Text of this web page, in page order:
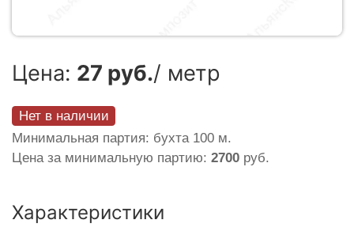
Цена: 27 руб./ метр
Нет в наличии
Минимальная партия: бухта 100 м.
Цена за минимальную партию: 2700 руб.
Характеристики